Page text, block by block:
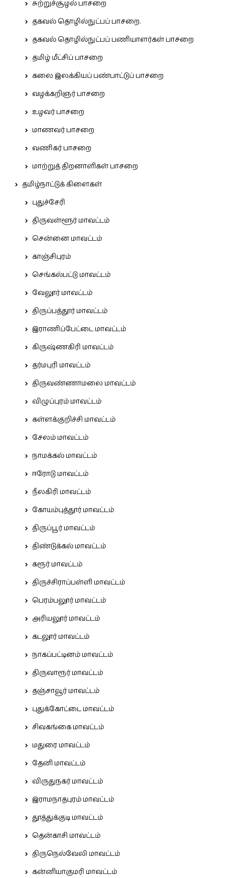
சுற்றுச்சூழல் பாசறை
தகவல் தொழில்நுட்பப் பாசறை.
தகவல் தொழில்நுட்பப் பணியாளர்கள் பாசறை
தமிழ் மீட்சிப் பாசறை
கலை இலக்கியப் பண்பாட்டுப் பாசறை
வழக்கறிஞர் பாசறை
உழவர் பாசறை
மாணவர் பாசறை
வணிகர் பாசறை
மாற்றுத் திறனாளிகள் பாசறை
தமிழ்நாட்டுக் கிளைகள்
புதுச்சேரி
திருவள்ளூர் மாவட்டம்
சென்னை மாவட்டம்
காஞ்சிபுரம்
செங்கல்பட்டு மாவட்டம்
வேலூர் மாவட்டம்
திருப்பத்தூர் மாவட்டம்
இராணிப்பேட்டை மாவட்டம்
கிருஷ்ணகிரி மாவட்டம்
தர்மபுரி மாவட்டம்
திருவண்ணாமலை மாவட்டம்
விழுப்புரம் மாவட்டம்
கள்ளக்குறிச்சி மாவட்டம்
சேலம் மாவட்டம்
நாமக்கல் மாவட்டம்
ஈரோடு மாவட்டம்
நீலகிரி மாவட்டம்
கோயம்புத்தூர் மாவட்டம்
திருப்பூர் மாவட்டம்
திண்டுக்கல் மாவட்டம்
கரூர் மாவட்டம்
திருச்சிராப்பள்ளி மாவட்டம்
பெரம்பலூர் மாவட்டம்
அரியலூர் மாவட்டம்
கடலூர் மாவட்டம்
நாகப்பட்டினம் மாவட்டம்
திருவாரூர் மாவட்டம்
தஞ்சாவூர் மாவட்டம்
புதுக்கோட்டை மாவட்டம்
சிவகங்கை மாவட்டம்
மதுரை மாவட்டம்
தேனி மாவட்டம்
விருதுநகர் மாவட்டம்
இராமநாதபுரம் மாவட்டம்
தூத்துக்குடி மாவட்டம்
தென்காசி மாவட்டம்
திருநெல்வேலி மாவட்டம்
கன்னியாகுமரி மாவட்டம்